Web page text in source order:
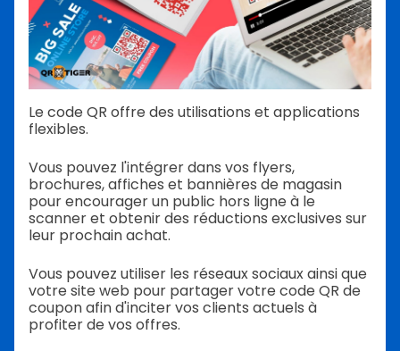
Le code QR offre des utilisations et applications
flexibles.
Vous pouvez l'intégrer dans vos flyers,
brochures, affiches et bannières de magasin
pour encourager un public hors ligne à le
scanner et obtenir des réductions exclusives sur
leur prochain achat.
Vous pouvez utiliser les réseaux sociaux ainsi que
votre site web pour partager votre code QR de
coupon afin d'inciter vos clients actuels à
profiter de vos offres.